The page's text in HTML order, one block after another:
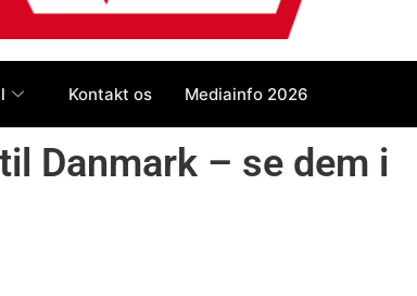
Kontakt os Mediainfo 2026
Danmark – se dem i